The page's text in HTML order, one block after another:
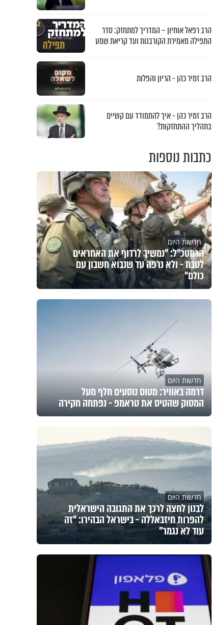
הרב רפאל אוחיון – המדריך למתחזק: סדר
התפילה מאמירת הקורבנות ועד קריאת שמע
הרב זמיר כהן - הריון והפלות
הרב זמיר כהן - איך להתמודד עם קשיים
בתהליך ההתחזקות?
כתבות נוספות
חדשות היום
הרמטכ"ל: "נמשיך לרדוף את האחראים
לטבח - ולא נרפה עד שנבוא חשבון עם
כולם"
חדשות היום
דרמה באוויר: מטוס נוסעים חלף מעל
המסוק שהטיס את טראמפ - נפתחה חקירה
חדשות היום
לבנון לחצה לרכך את התגובה הישראלית
להפרות חיזבאללה - בישראל הבהירו: "זה
עוד לא נגמר"